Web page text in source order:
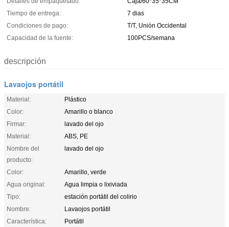
Tiempo de entrega:
7 dias
Condiciones de pago:
T/T, Unión Occidental
Capacidad de la fuente:
100PCS/semana
descripción
Lavaojos portátil
Material:
Plástico
Color:
Amarillo o blanco
Firmar:
lavado del ojo
Material:
ABS, PE
Nombre del
producto:
lavado del ojo
Color:
Amarillo, verde
Agua original:
Agua limpia o lixiviada
Tipo:
estación portátil del colirio
Nombre:
Lavaojos portátil
Característica:
Portátil